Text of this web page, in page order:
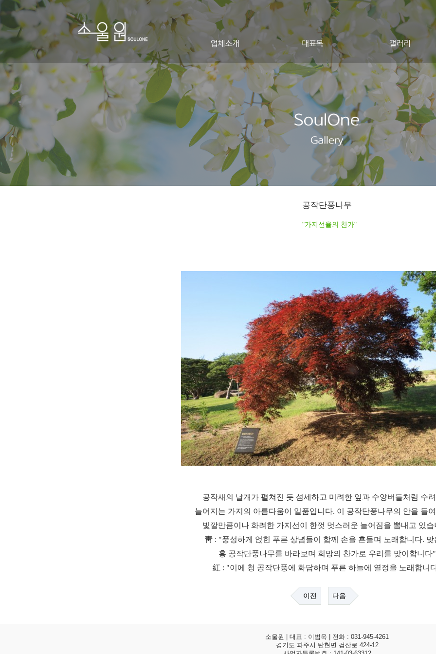
공작단풍나무
"가지선율의 찬가"
공작새의 날개가 펼쳐진 듯 섬세하고 미려한 잎과 수양버들처럼 수
늘어지는 가지의 아름다움이 일품입니다. 이 공작단풍나무의 안을 들
빛깔만큼이나 화려한 가지선이 한껏 멋스러운 늘어짐을 뽐내고 있습
靑 : "풍성하게 얹힌 푸른 상념들이 함께 손을 흔들며 노래합니다. 맞
홍 공작단풍나무를 바라보며 희망의 찬가로 우리를 맞이합니다"
紅 : "이에 청 공작단풍에 화답하며 푸른 하늘에 열정을 노래합니
이전 다음
소울원 | 대표 : 이범욱 | 전화 : 031-945-4261
경기도 파주시 탄현면 검산로 424-12